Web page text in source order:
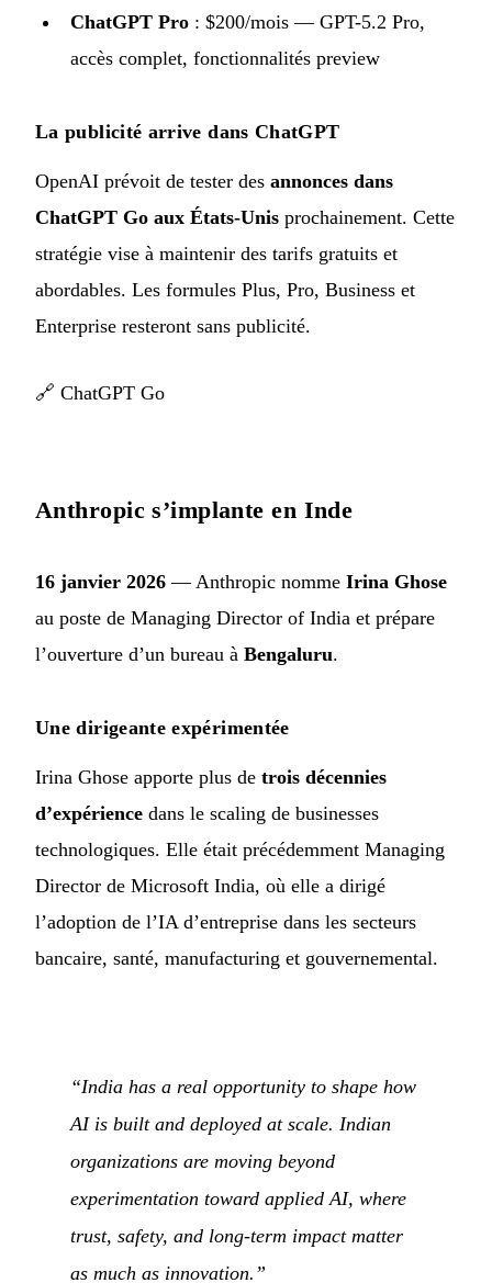
ChatGPT Pro : $200/mois — GPT-5.2 Pro,
accès complet, fonctionnalités preview
La publicité arrive dans ChatGPT
OpenAI prévoit de tester des annonces dans
ChatGPT Go aux États-Unis prochainement. Cette
stratégie vise à maintenir des tarifs gratuits et
abordables. Les formules Plus, Pro, Business et
Enterprise resteront sans publicité.
🔗 ChatGPT Go
Anthropic s’implante en Inde
16 janvier 2026 — Anthropic nomme Irina Ghose
au poste de Managing Director of India et prépare
l’ouverture d’un bureau à Bengaluru.
Une dirigeante expérimentée
Irina Ghose apporte plus de trois décennies
d’expérience dans le scaling de businesses
technologiques. Elle était précédemment Managing
Director de Microsoft India, où elle a dirigé
l’adoption de l’IA d’entreprise dans les secteurs
bancaire, santé, manufacturing et gouvernemental.
“India has a real opportunity to shape how
AI is built and deployed at scale. Indian
organizations are moving beyond
experimentation toward applied AI, where
trust, safety, and long-term impact matter
as much as innovation.”